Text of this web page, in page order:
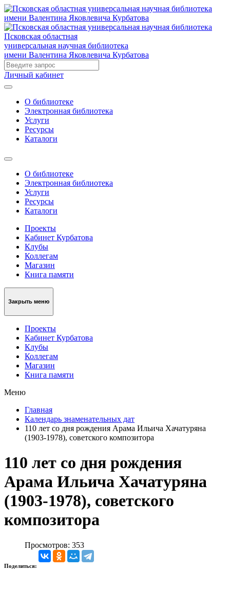
Псковская областная
универсальная научная библиотека
имени Валентина Яковлевича Курбатова
Личный кабинет
О библиотеке
Электронная библиотека
Услуги
Ресурсы
Каталоги
О библиотеке
Электронная библиотека
Услуги
Ресурсы
Каталоги
Проекты
Кабинет Курбатова
Клубы
Коллегам
Магазин
Книга памяти
Закрыть меню
Проекты
Кабинет Курбатова
Клубы
Коллегам
Магазин
Книга памяти
Меню
Главная
Календарь знаменательных дат
110 лет со дня рождения Арама Ильича Хачатуряна
(1903-1978), советского композитора
110 лет со дня рождения
Арама Ильича Хачатуряна
(1903-1978), советского
композитора
Просмотров: 353
Поделиться: